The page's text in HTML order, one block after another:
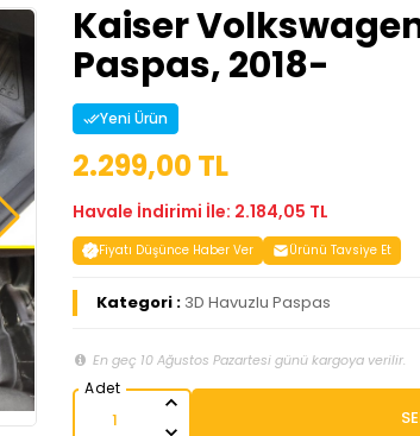
Kaiser
Paspas, 2018-
Yeni Ürün
2.299,00 TL
Havale İndirimi İle: 2.184,05 TL
Fiyatı Düşünce Haber Ver Ürünü Tavsiye Et
Kategori : 3D Havuzlu Paspas
En geç 10 Ağustos Pazartesi günü kargoya verilir.